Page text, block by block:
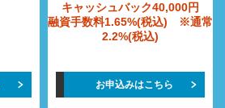
キャッシュバック40,000円
融資手数料1.65%(税込) ※通常
2.2%(税込)
お申込みはこちら